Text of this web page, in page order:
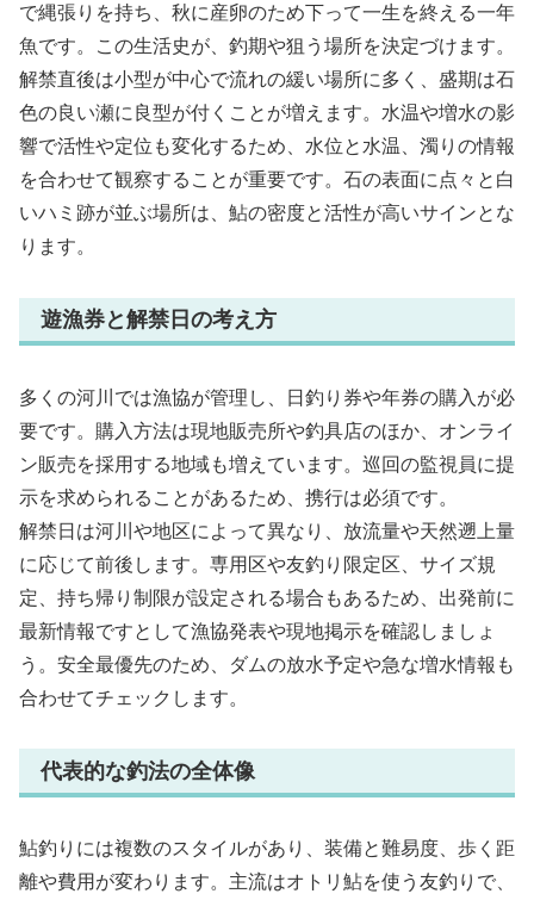
で縄張りを持ち、秋に産卵のため下って一生を終える一年
魚です。この生活史が、釣期や狙う場所を決定づけます。
解禁直後は小型が中心で流れの緩い場所に多く、盛期は石
色の良い瀬に良型が付くことが増えます。水温や増水の影
響で活性や定位も変化するため、水位と水温、濁りの情報
を合わせて観察することが重要です。石の表面に点々と白
いハミ跡が並ぶ場所は、鮎の密度と活性が高いサインとな
ります。
遊漁券と解禁日の考え方
多くの河川では漁協が管理し、日釣り券や年券の購入が必
要です。購入方法は現地販売所や釣具店のほか、オンライ
ン販売を採用する地域も増えています。巡回の監視員に提
示を求められることがあるため、携行は必須です。
解禁日は河川や地区によって異なり、放流量や天然遡上量
に応じて前後します。専用区や友釣り限定区、サイズ規
定、持ち帰り制限が設定される場合もあるため、出発前に
最新情報ですとして漁協発表や現地掲示を確認しましょ
う。安全最優先のため、ダムの放水予定や急な増水情報も
合わせてチェックします。
代表的な釣法の全体像
鮎釣りには複数のスタイルがあり、装備と難易度、歩く距
離や費用が変わります。主流はオトリ鮎を使う友釣りで、